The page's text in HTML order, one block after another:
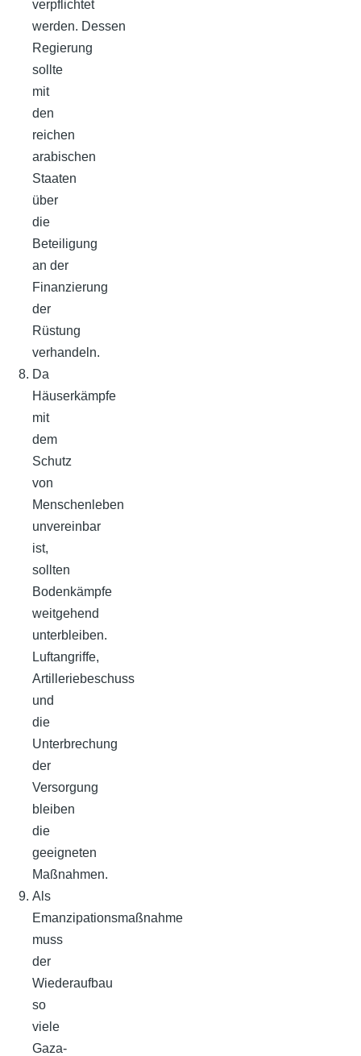
verpflichtet
werden. Dessen
Regierung
sollte
mit
den
reichen
arabischen
Staaten
über
die
Beteiligung
an der
Finanzierung
der
Rüstung
verhandeln.
Da
Häuserkämpfe
mit
dem
Schutz
von
Menschenleben
unvereinbar
ist,
sollten
Bodenkämpfe
weitgehend
unterbleiben.
Luftangriffe,
Artilleriebeschuss
und
die
Unterbrechung
der
Versorgung
bleiben
die
geeigneten
Maßnahmen.
Als
Emanzipationsmaßnahme
muss
der
Wiederaufbau
so
viele
Gaza-